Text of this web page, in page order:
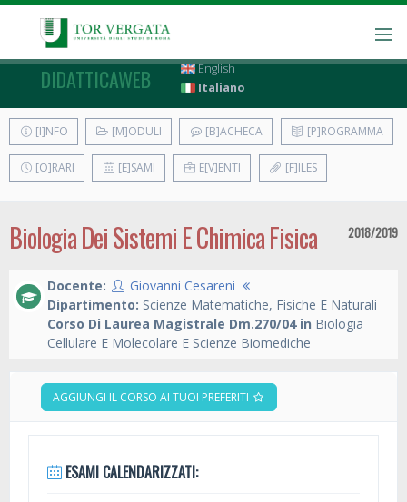
DIDATTICAWEB
English
Italiano
[I]NFO [M]ODULI [B]ACHECA [P]ROGRAMMA
[O]RARI [E]SAMI E[V]ENTI [F]ILES
Biologia Dei Sistemi E Chimica Fisica 2018/2019
Docente:
Giovanni Cesareni
Dipartimento: Scienze Matematiche, Fisiche E Naturali
Corso Di Laurea Magistrale Dm.270/04 in Biologia
Cellulare E Molecolare E Scienze Biomediche
AGGIUNGI IL CORSO AI TUOI PREFERITI
ESAMI CALENDARIZZATI: